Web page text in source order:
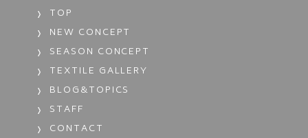
TOP
NEW CONCEPT
SEASON CONCEPT
TEXTILE GALLERY
BLOG&TOPICS
STAFF
CONTACT